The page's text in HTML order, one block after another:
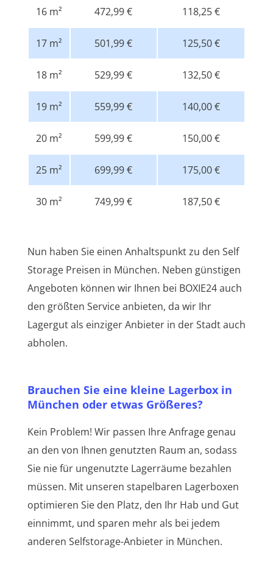
16 m² 472,99 € 118,25 €
17 m² 501,99 € 125,50 €
18 m² 529,99 € 132,50 €
19 m² 559,99 € 140,00 €
20 m² 599,99 € 150,00 €
25 m² 699,99 € 175,00 €
30 m² 749,99 € 187,50 €
Nun haben Sie einen Anhaltspunkt zu den Self
Storage Preisen in München. Neben günstigen
Angeboten können wir Ihnen bei BOXIE24 auch
den größten Service anbieten, da wir Ihr
Lagergut als einziger Anbieter in der Stadt auch
abholen.
Brauchen Sie eine kleine Lagerbox in
München oder etwas Größeres?
Kein Problem! Wir passen Ihre Anfrage genau
an den von Ihnen genutzten Raum an, sodass
Sie nie für ungenutzte Lagerräume bezahlen
müssen. Mit unseren stapelbaren Lagerboxen
optimieren Sie den Platz, den Ihr Hab und Gut
einnimmt, und sparen mehr als bei jedem
anderen Selfstorage-Anbieter in München.